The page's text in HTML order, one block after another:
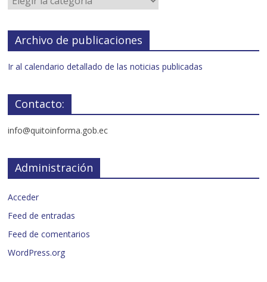
Archivo de publicaciones
Ir al calendario detallado de las noticias publicadas
Contacto:
info@quitoinforma.gob.ec
Administración
Acceder
Feed de entradas
Feed de comentarios
WordPress.org